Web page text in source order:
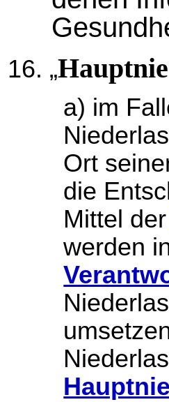
„
a) im
Ort
die
Mittel
werden